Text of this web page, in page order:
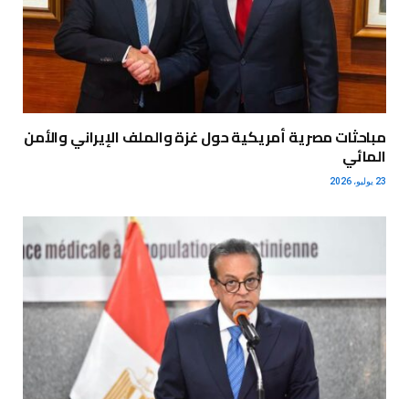
مباحثات مصرية أمريكية حول غزة والملف الإيراني والأمن
المائي
23 يوليو، 2026